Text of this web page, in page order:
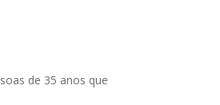
de 35 anos que